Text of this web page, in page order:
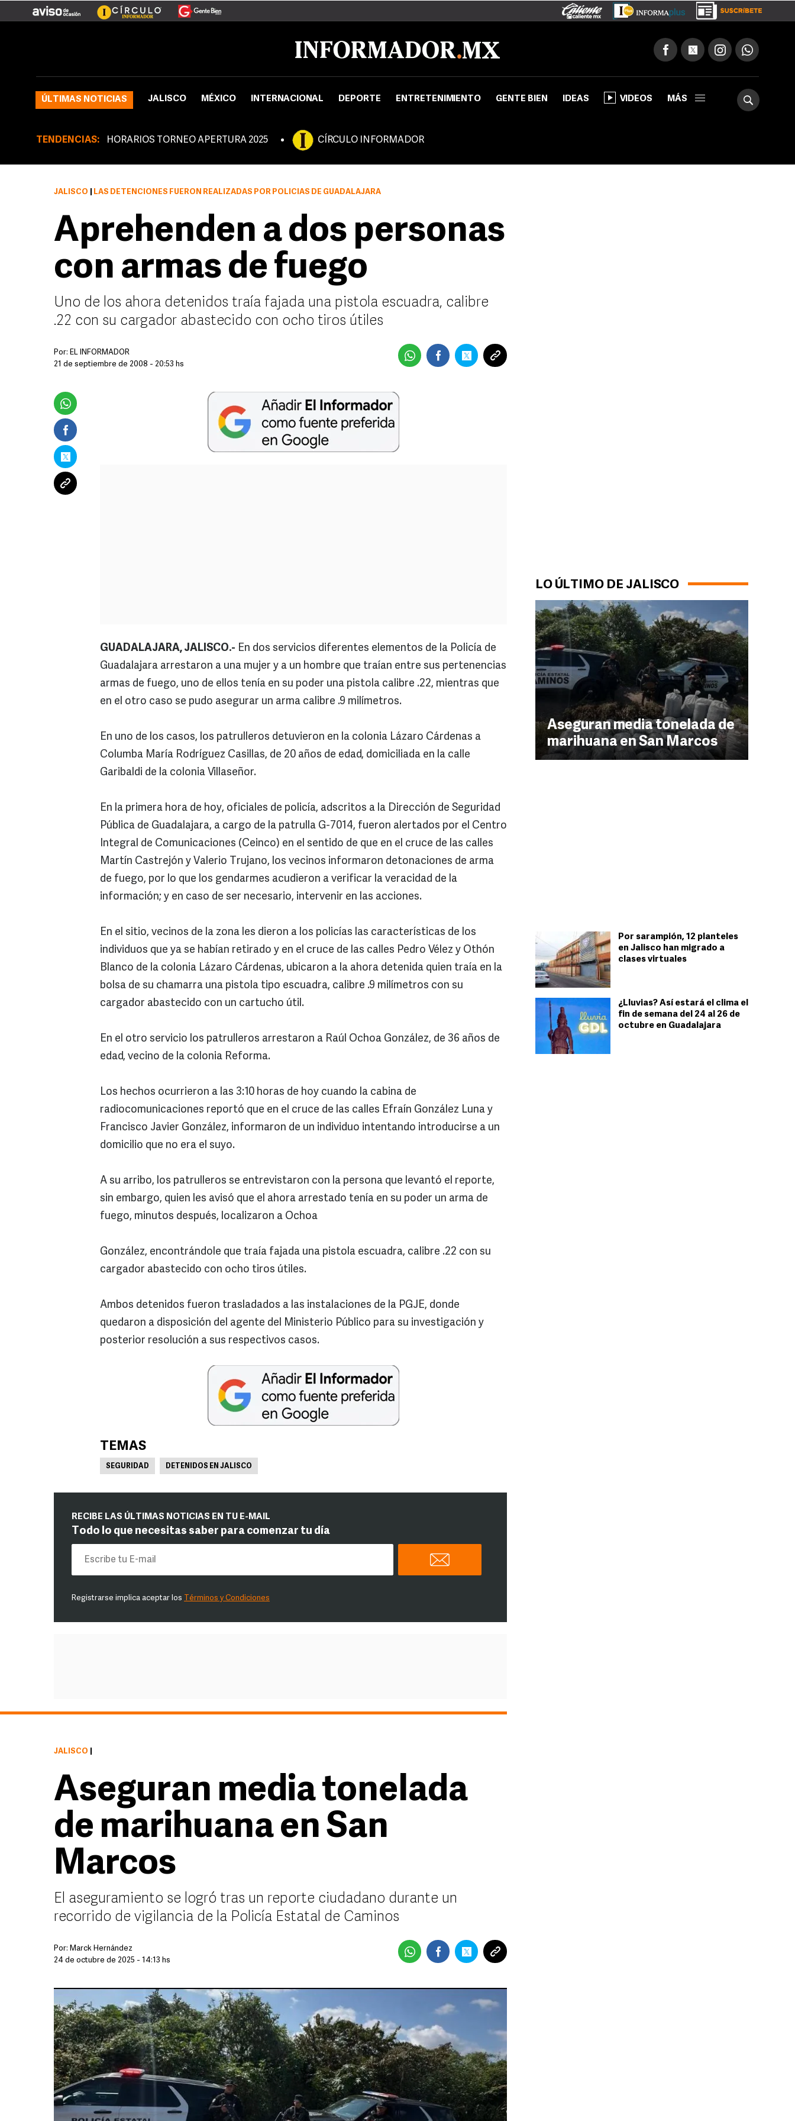
ÚLTIMAS NOTICIAS JALISCO MÉXICO INTERNACIONAL DEPORTE ENTRETENIMIENTO GENTE BIEN IDEAS VIDEOS MÁS
TENDENCIAS: HORARIOS TORNEO APERTURA 2025 CÍRCULO INFORMADOR
LO ÚLTIMO DE JALISCO
Aseguran media tonelada de
marihuana en San Marcos
Por sarampión, 12 planteles
en Jalisco han migrado a
clases virtuales
¿Lluvias? Así estará el clima el
fin de semana del 24 al 26 de
octubre en Guadalajara
JALISCO LAS DETENCIONES FUERON REALIZADAS POR POLICÍAS DE GUADALAJARA
Aprehenden a dos personas
con armas de fuego
Uno de los ahora detenidos traía fajada una pistola escuadra, calibre
.22 con su cargador abastecido con ocho tiros útiles
Por: EL INFORMADOR
21 de septiembre de 2008 - 20:53 hs
GUADALAJARA, JALISCO.- En dos servicios diferentes elementos de la Policía de
Guadalajara arrestaron a una mujer y a un hombre que traían entre sus pertenencias
armas de fuego, uno de ellos tenía en su poder una pistola calibre .22, mientras que
en el otro caso se pudo asegurar un arma calibre .9 milímetros.
En uno de los casos, los patrulleros detuvieron en la colonia Lázaro Cárdenas a
Columba María Rodríguez Casillas, de 20 años de edad, domiciliada en la calle
Garibaldi de la colonia Villaseñor.
En la primera hora de hoy, oficiales de policía, adscritos a la Dirección de Seguridad
Pública de Guadalajara, a cargo de la patrulla G-7014, fueron alertados por el Centro
Integral de Comunicaciones (Ceinco) en el sentido de que en el cruce de las calles
Martín Castrejón y Valerio Trujano, los vecinos informaron detonaciones de arma
de fuego, por lo que los gendarmes acudieron a verificar la veracidad de la
información; y en caso de ser necesario, intervenir en las acciones.
En el sitio, vecinos de la zona les dieron a los policías las características de los
individuos que ya se habían retirado y en el cruce de las calles Pedro Vélez y Othón
Blanco de la colonia Lázaro Cárdenas, ubicaron a la ahora detenida quien traía en la
bolsa de su chamarra una pistola tipo escuadra, calibre .9 milímetros con su
cargador abastecido con un cartucho útil.
En el otro servicio los patrulleros arrestaron a Raúl Ochoa González, de 36 años de
edad, vecino de la colonia Reforma.
Los hechos ocurrieron a las 3:10 horas de hoy cuando la cabina de
radiocomunicaciones reportó que en el cruce de las calles Efraín González Luna y
Francisco Javier González, informaron de un individuo intentando introducirse a un
domicilio que no era el suyo.
A su arribo, los patrulleros se entrevistaron con la persona que levantó el reporte,
sin embargo, quien les avisó que el ahora arrestado tenía en su poder un arma de
fuego, minutos después, localizaron a Ochoa
González, encontrándole que traía fajada una pistola escuadra, calibre .22 con su
cargador abastecido con ocho tiros útiles.
Ambos detenidos fueron trasladados a las instalaciones de la PGJE, donde
quedaron a disposición del agente del Ministerio Público para su investigación y
posterior resolución a sus respectivos casos.
TEMAS
SEGURIDAD DETENIDOS EN JALISCO
RECIBE LAS ÚLTIMAS NOTICIAS EN TU E-MAIL
Todo lo que necesitas saber para comenzar tu día
Registrarse implica aceptar los Términos y Condiciones
JALISCO
Aseguran media tonelada
de marihuana en San
Marcos
El aseguramiento se logró tras un reporte ciudadano durante un
recorrido de vigilancia de la Policía Estatal de Caminos
Por: Marck Hernández
24 de octubre de 2025 - 14:13 hs